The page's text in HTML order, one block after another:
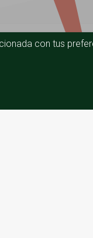
con tus